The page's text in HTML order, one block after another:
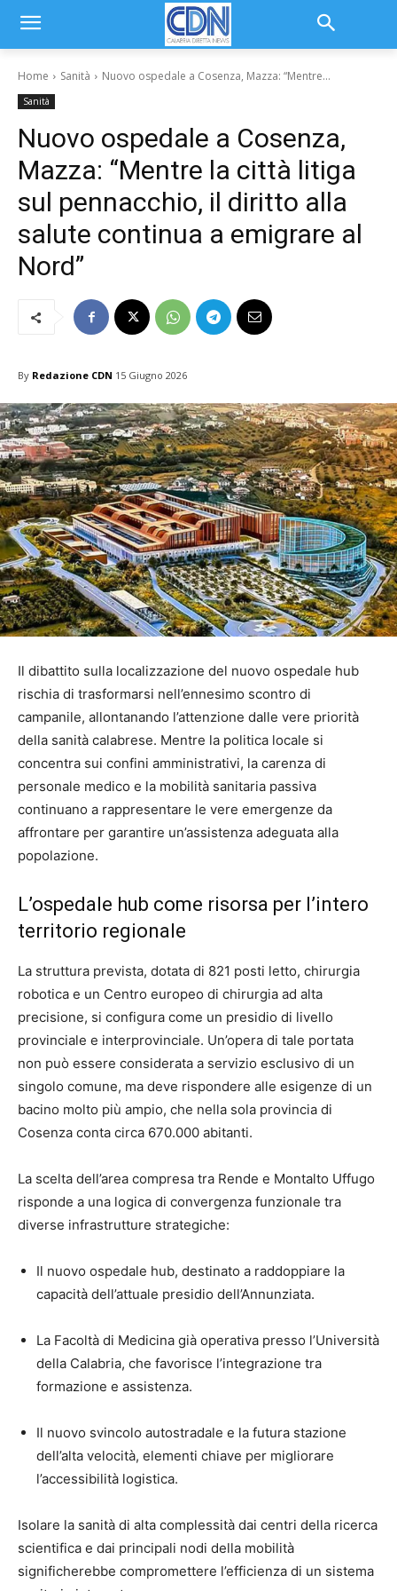
Home Sanità Nuovo ospedale a Cosenza, Mazza: “Mentre...
Sanità
Nuovo ospedale a Cosenza,
Mazza: “Mentre la città litiga
sul pennacchio, il diritto alla
salute continua a emigrare al
Nord”
By Redazione CDN 15 Giugno 2026
Il dibattito sulla localizzazione del nuovo ospedale hub
rischia di trasformarsi nell’ennesimo scontro di
campanile, allontanando l’attenzione dalle vere priorità
della sanità calabrese. Mentre la politica locale si
concentra sui confini amministrativi, la carenza di
personale medico e la mobilità sanitaria passiva
continuano a rappresentare le vere emergenze da
affrontare per garantire un’assistenza adeguata alla
popolazione.
L’ospedale hub come risorsa per l’intero
territorio regionale
La struttura prevista, dotata di 821 posti letto, chirurgia
robotica e un Centro europeo di chirurgia ad alta
precisione, si configura come un presidio di livello
provinciale e interprovinciale. Un’opera di tale portata
non può essere considerata a servizio esclusivo di un
singolo comune, ma deve rispondere alle esigenze di un
bacino molto più ampio, che nella sola provincia di
Cosenza conta circa 670.000 abitanti.
La scelta dell’area compresa tra Rende e Montalto Uffugo
risponde a una logica di convergenza funzionale tra
diverse infrastrutture strategiche:
Il nuovo ospedale hub, destinato a raddoppiare la
capacità dell’attuale presidio dell’Annunziata.
La Facoltà di Medicina già operativa presso l’Università
della Calabria, che favorisce l’integrazione tra
formazione e assistenza.
Il nuovo svincolo autostradale e la futura stazione
dell’alta velocità, elementi chiave per migliorare
l’accessibilità logistica.
Isolare la sanità di alta complessità dai centri della ricerca
scientifica e dai principali nodi della mobilità
significherebbe compromettere l’efficienza di un sistema